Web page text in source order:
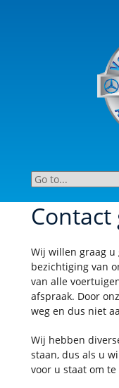
Contact
Wij willen graag
bezichtiging van
van alle
afspraak. Door
weg en dus niet
Wij hebben
staan, dus als u
voor u staat om